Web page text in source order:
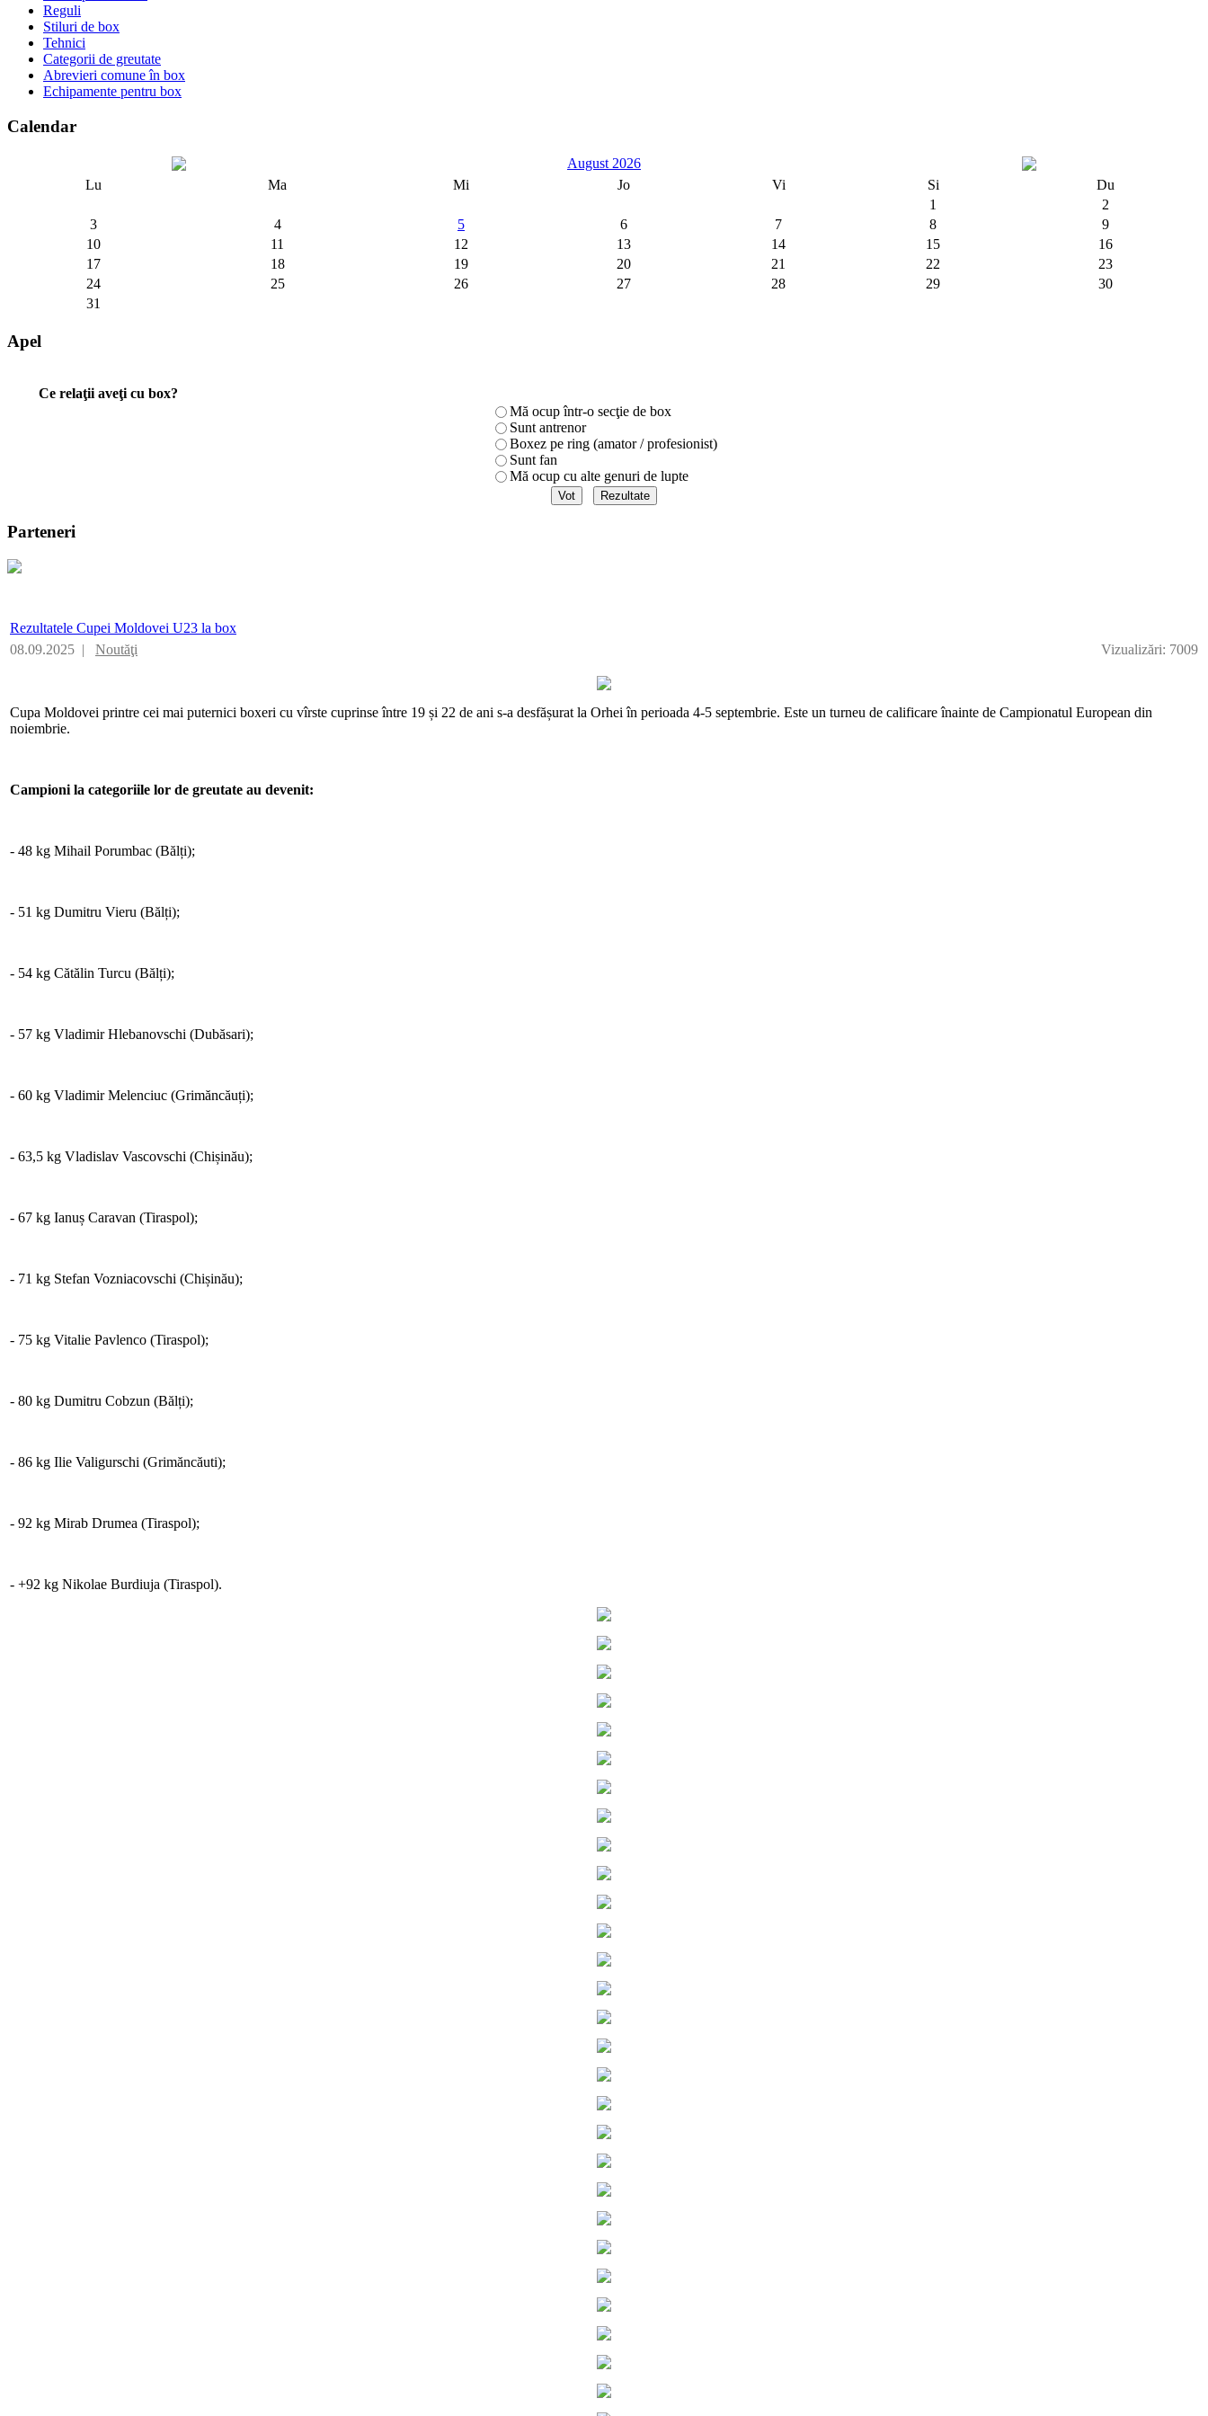
Reguli
Stiluri de box
Tehnici
Categorii de greutate
Abrevieri comune în box
Echipamente pentru box
Calendar
August 2026
Lu
Ma Mi Jo Vi Si
Du
1
2
3
4 5 6 7 8
9
10
11 12 13 14 15
16
17
18 19 20 21 22
23
24
25 26 27 28 29
30
31
Apel
Ce relaţii aveţi cu box?
Mă ocup într-o secţie de box
Sunt antrenor
Boxez pe ring (amator / profesionist)
Sunt fan
Mă ocup cu alte genuri de lupte
Parteneri
Rezultatele Cupei Moldovei U23 la box
Vizualizări: 7009
08.09.2025 | Noutăţi
Cupa Moldovei printre cei mai puternici boxeri cu vîrste cuprinse între 19 și 22 de ani s-a desfășurat la Orhei în perioada 4-5 septembrie. Este un turneu de calificare înainte de Campionatul European din
noiembrie.
Campioni la categoriile lor de greutate au devenit:
- 48 kg Mihail Porumbac (Bălți);
- 51 kg Dumitru Vieru (Bălți);
- 54 kg Cătălin Turcu (Bălți);
- 57 kg Vladimir Hlebanovschi (Dubăsari);
- 60 kg Vladimir Melenciuc (Grimăncăuți);
- 63,5 kg Vladislav Vascovschi (Chișinău);
- 67 kg Ianuș Caravan (Tiraspol);
- 71 kg Stefan Vozniacovschi (Chișinău);
- 75 kg Vitalie Pavlenco (Tiraspol);
- 80 kg Dumitru Cobzun (Bălți);
- 86 kg Ilie Valigurschi (Grimăncăuti);
- 92 kg Mirab Drumea (Tiraspol);
- +92 kg Nikolae Burdiuja (Tiraspol).